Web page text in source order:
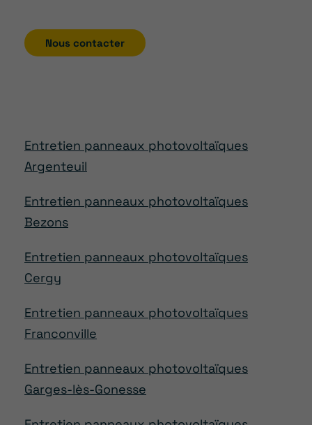
Nous contacter
Entretien panneaux photovoltaïques
Argenteuil
Entretien panneaux photovoltaïques
Bezons
Entretien panneaux photovoltaïques
Cergy
Entretien panneaux photovoltaïques
Franconville
Entretien panneaux photovoltaïques
Garges-lès-Gonesse